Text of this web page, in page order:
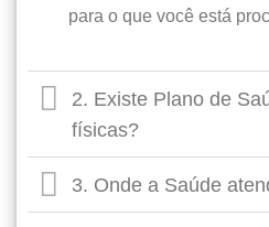
para o que você está
2. Existe Plano de
físicas?
3. Onde a Saúde